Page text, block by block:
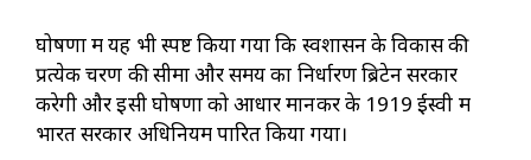
घोषणा में यह भी स्पष्ट किया गया कि स्वशासन के विकास की
प्रत्येक चरण की सीमा और समय का निर्धारण ब्रिटेन सरकार
करेगी और इसी घोषणा को आधार मानकर के 1919 ईस्वी में
भारत सरकार अधिनियम पारित किया गया।